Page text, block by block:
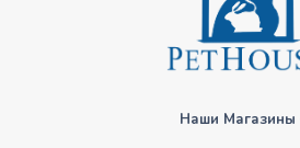
Наши Магазины